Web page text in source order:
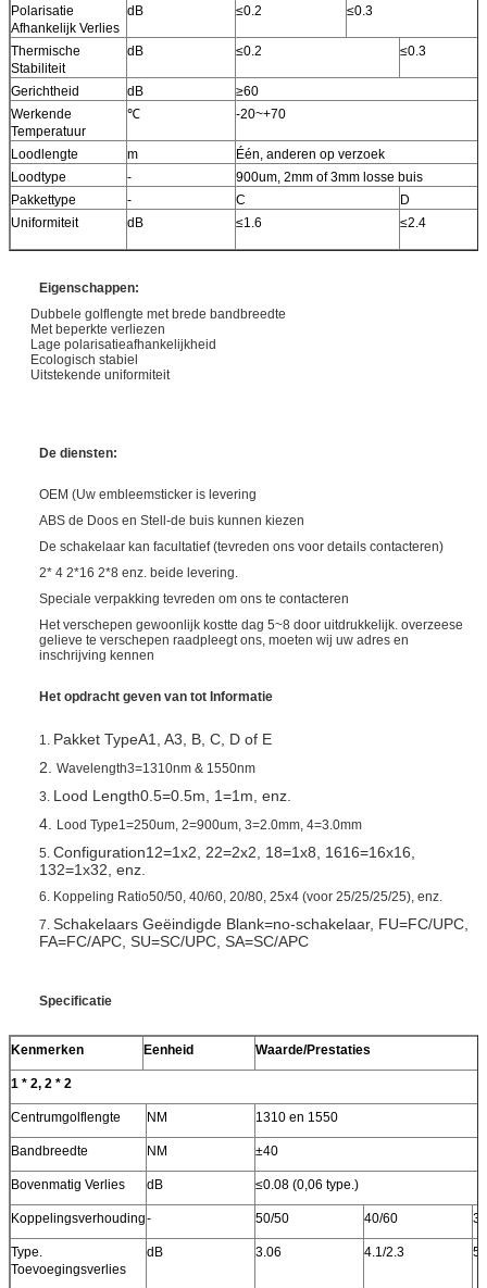
Polarisatie
Afhankelijk Verlies
dB ≤0.2 ≤0.3
Thermische
Stabiliteit
dB ≤0.2 ≤0.3
Gerichtheid dB
≥60
Werkende
Temperatuur
℃ -20~+70
Loodlengte m
Één, anderen op verzoek
Loodtype
-
900um, 2mm of 3mm losse buis
Pakkettype
- C
D
Uniformiteit
dB ≤1.6 ≤2.4
Eigenschappen:
Dubbele golflengte met brede bandbreedte
Met beperkte verliezen
Lage polarisatieafhankelijkheid
Ecologisch stabiel
Uitstekende uniformiteit
De diensten:
OEM (Uw embleemsticker is levering
ABS de Doos en Stell-de buis kunnen kiezen
De schakelaar kan facultatief (tevreden ons voor details contacteren)
2* 4 2*16 2*8 enz. beide levering.
Speciale verpakking tevreden om ons te contacteren
Het verschepen gewoonlijk kostte dag 5~8 door uitdrukkelijk. overzeese
gelieve te verschepen raadpleegt ons, moeten wij uw adres en
inschrijving kennen
Het opdracht geven van tot Informatie
1. Pakket TypeA1, A3, B, C, D of E
2. Wavelength3=1310nm & 1550nm
3. Lood Length0.5=0.5m, 1=1m, enz.
4.
Lood Type1=250um, 2=900um, 3=2.0mm, 4=3.0mm
5. Configuration12=1x2, 22=2x2, 18=1x8, 1616=16x16,
132=1x32, enz.
6. Koppeling Ratio50/50, 40/60, 20/80, 25x4 (voor 25/25/25/25), enz.
7. Schakelaars Geëindigde Blank=no-schakelaar, FU=FC/UPC,
FA=FC/APC, SU=SC/UPC, SA=SC/APC
Specificatie
Kenmerken Eenheid Waarde/Prestaties
1 * 2, 2 * 2
Centrumgolflengte NM 1310 en 1550
Bandbreedte NM ±40
Bovenmatig Verlies dB ≤0.08 (0,06 type.)
Koppelingsverhouding- 50/50 40/60
Type.
Toevoegingsverlies
dB 3.06 4.1/2.3